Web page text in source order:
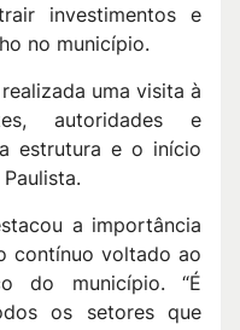
investimentos e
no município.
uma visita à
autoridades e
estrutura e o início
a importância
contínuo voltado ao
do município. “É
os setores que